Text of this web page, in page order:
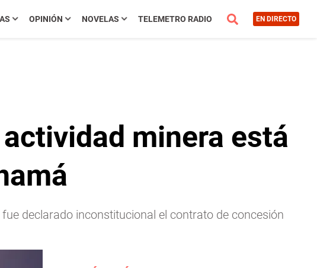
OPINIÓN NOVELAS TELEMETRO RADIO EN DIRECTO
minera está
declarado inconstitucional el contrato de concesión